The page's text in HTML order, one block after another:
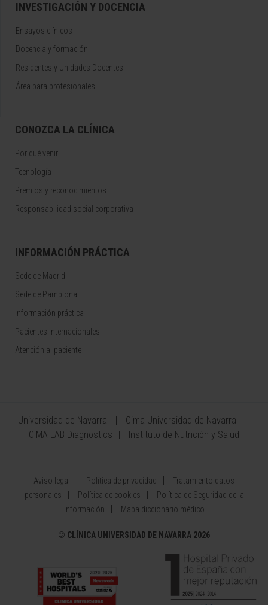
INVESTIGACIÓN Y DOCENCIA
Ensayos clínicos
Docencia y formación
Residentes y Unidades Docentes
Área para profesionales
CONOZCA LA CLÍNICA
Por qué venir
Tecnología
Premios y reconocimientos
Responsabilidad social corporativa
INFORMACIÓN PRÁCTICA
Sede de Madrid
Sede de Pamplona
Información práctica
Pacientes internacionales
Atención al paciente
Universidad de Navarra
Cima Universidad de Navarra
CIMA LAB Diagnostics
Instituto de Nutrición y Salud
Aviso legal Política de privacidad
Tratamiento datos
personales
Política de cookies
Política de Seguridad de la
Información
Mapa diccionario médico
© CLÍNICA UNIVERSIDAD DE NAVARRA 2026